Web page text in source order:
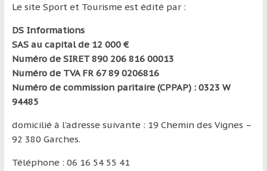
la
découverte
culturelle
d’un
pays
/
d’une
Le site Sport et Tourisme est édité par :
DS Informations
SAS au capital de 12 000 €
Numéro de SIRET 890 206 816 00013
Numéro de TVA FR 67 89 0206816
Numéro de commission paritaire (CPPAP) : 0323 W
94485
domicilié à l’adresse suivante : 19 Chemin des Vignes –
92 380 Garches.
Téléphone : 06 16 54 55 41